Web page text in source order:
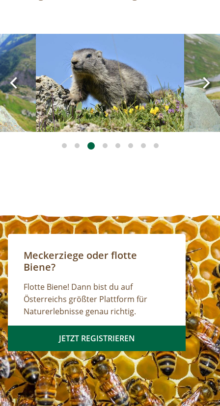
Image
Meckerziege oder flotte
Biene?
Flotte Biene! Dann bist du auf
Österreichs größter Plattform für
Naturerlebnisse genau richtig.
JETZT REGISTRIEREN